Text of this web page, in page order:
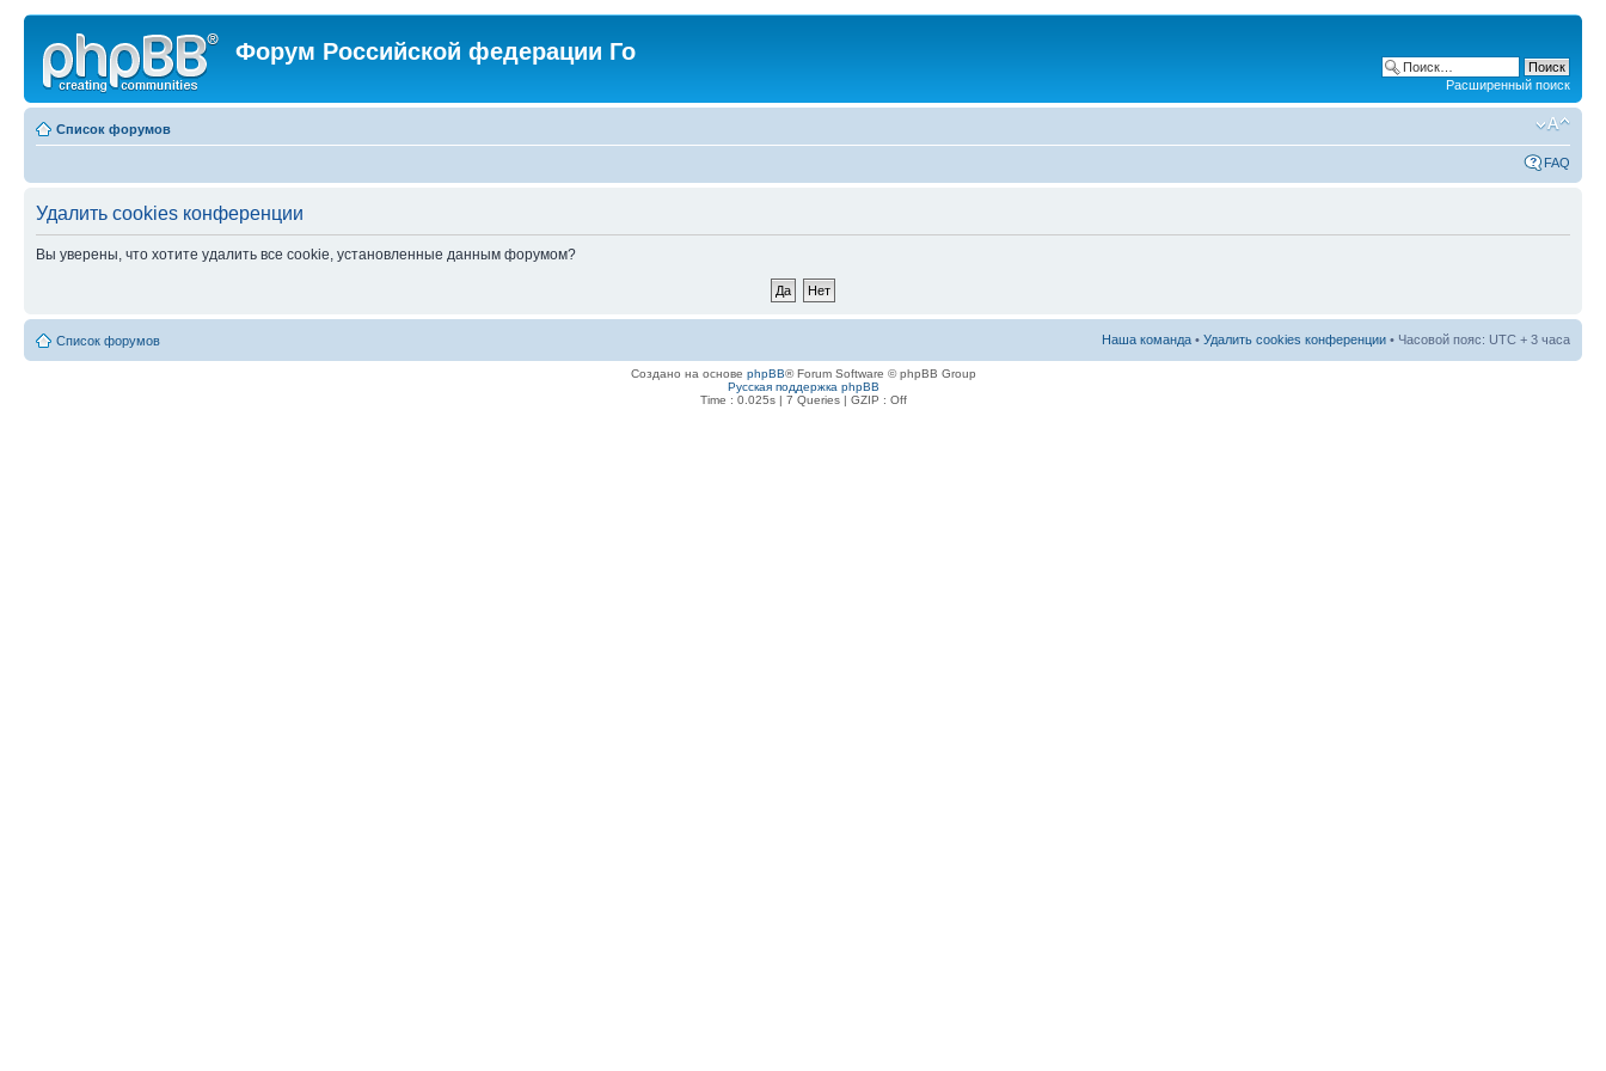
Форум Российской федерации Го
Расширенный поиск
Список форумов
FAQ
Удалить cookies конференции
Вы уверены, что хотите удалить все cookie, установленные данным форумом?
Список форумов Наша команда • Удалить cookies конференции • Часовой пояс: UTC + 3 часа
Создано на основе phpBB® Forum Software © phpBB Group
Русская поддержка phpBB
Time : 0.025s | 7 Queries | GZIP : Off